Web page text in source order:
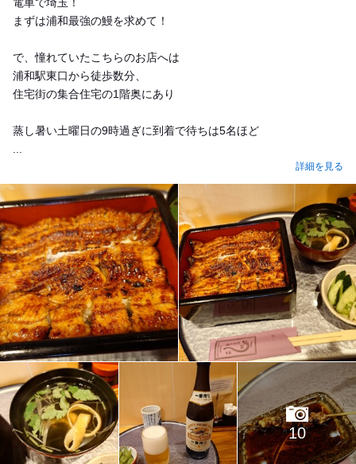
まずは浦和最強の鰻を求めて！
で、憧れていたこちらのお店へは
浦和駅東口から徒歩数分、
住宅街の集合住宅の1階奥にあり
蒸し暑い土曜日の9時過ぎに到着で待ちは5名ほど
詳細を見る
10